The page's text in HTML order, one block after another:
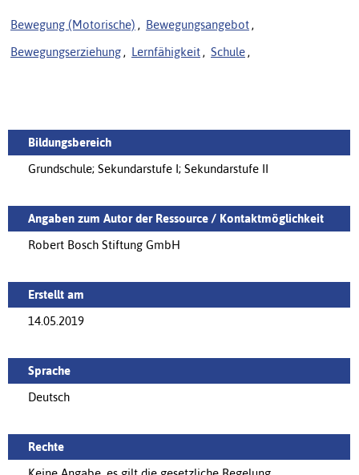
Bewegung (Motorische) , Bewegungsangebot ,
Bewegungserziehung , Lernfähigkeit , Schule ,
Bildungsbereich
Grundschule; Sekundarstufe I; Sekundarstufe II
Angaben zum Autor der Ressource / Kontaktmöglichkeit
Robert Bosch Stiftung GmbH
Erstellt am
14.05.2019
Sprache
Deutsch
Rechte